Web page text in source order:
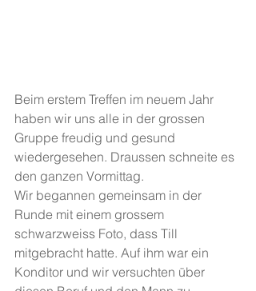
Beim erstem Treffen im neuem Jahr
haben wir uns alle in der grossen
Gruppe freudig und gesund
wiedergesehen. Draussen schneite es
den ganzen Vormittag.
Wir begannen gemeinsam in der
Runde mit einem grossem
schwarzweiss Foto, dass Till
mitgebracht hatte. Auf ihm war ein
Konditor und wir versuchten über